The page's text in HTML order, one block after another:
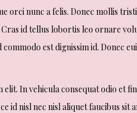
orci nunc a felis. Donec mollis
id tellus lobortis leo ornare
commodo est dignissim id. Donec
In vehicula consequat odio et
id nisl nec nisl aliquet faucibus sit